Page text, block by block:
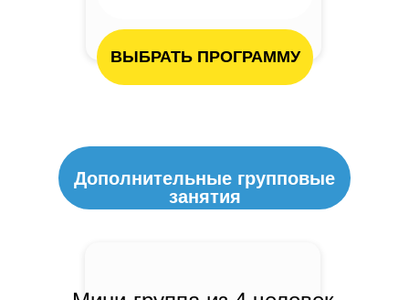
ВЫБРАТЬ ПРОГРАММУ
Дополнительные групповые
занятия